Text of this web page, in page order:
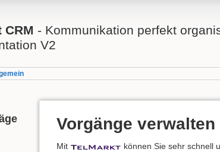
CRM - Kommunikation perfekt
V2
Vorgänge
Mit
können Sie sehr schnell